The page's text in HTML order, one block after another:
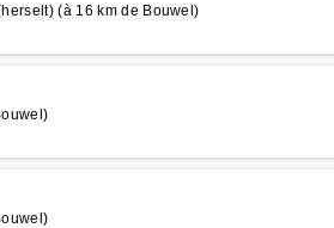
(à 16 km de Bouwel)